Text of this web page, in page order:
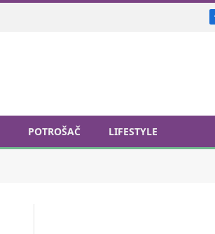
POTROŠAČ LIFESTYLE